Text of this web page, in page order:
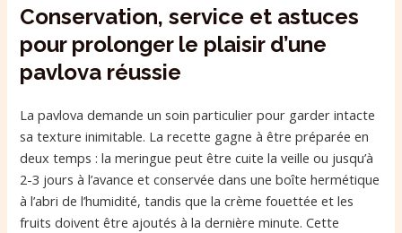
Conservation, service et astuces
pour prolonger le plaisir d’une
pavlova réussie
La pavlova demande un soin particulier pour garder intacte
sa texture inimitable. La recette gagne à être préparée en
deux temps : la meringue peut être cuite la veille ou jusqu’à
2-3 jours à l’avance et conservée dans une boîte hermétique
à l’abri de l’humidité, tandis que la crème fouettée et les
fruits doivent être ajoutés à la dernière minute. Cette